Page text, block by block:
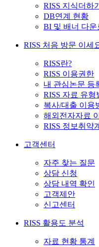
RISS 지식더하기
DB연계 현황
BI 및 배너 다운
RISS 처음 방문 이세
RISS란?
RISS 이용권한
내 관심논문 등
RISS 자료 유형
복사/대출 이용
해외전자자료
RISS 정보취약
고객센터
자주 찾는 질문
상담 신청
상담 내역 확인
고객제안
신고센터
RISS 활용도 분석
자료 현황 통계